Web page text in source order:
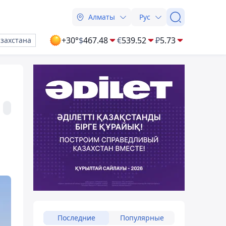
Алматы Рус
+30°$467.48 €539.52 ₽5.73
Последние Популярные